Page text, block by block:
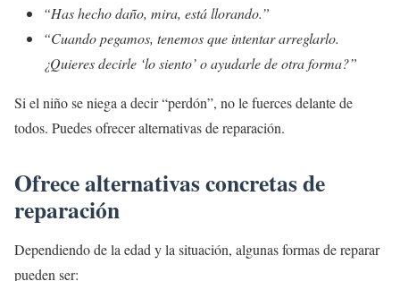
“Has hecho daño, mira, está llorando.”
“Cuando pegamos, tenemos que intentar arreglarlo.
¿Quieres decirle ‘lo siento’ o ayudarle de otra forma?”
Si el niño se niega a decir “perdón”, no le fuerces delante de
todos. Puedes ofrecer alternativas de reparación.
Ofrece alternativas concretas de
reparación
Dependiendo de la edad y la situación, algunas formas de reparar
pueden ser: